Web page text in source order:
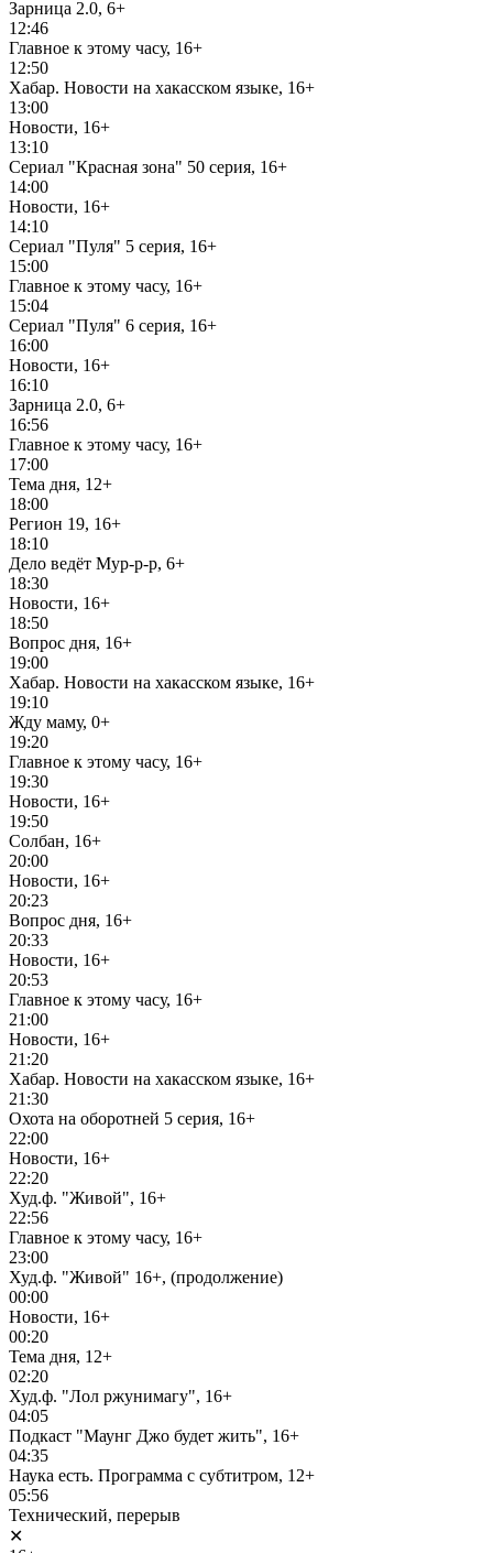
Зарница 2.0, 6+
12:46
Главное к этому часу, 16+
12:50
Хабар. Новости на хакасском языке, 16+
13:00
Новости, 16+
13:10
Сериал "Красная зона" 50 серия, 16+
14:00
Новости, 16+
14:10
Сериал "Пуля" 5 серия, 16+
15:00
Главное к этому часу, 16+
15:04
Сериал "Пуля" 6 серия, 16+
16:00
Новости, 16+
16:10
Зарница 2.0, 6+
16:56
Главное к этому часу, 16+
17:00
Тема дня, 12+
18:00
Регион 19, 16+
18:10
Дело ведёт Мур-р-р, 6+
18:30
Новости, 16+
18:50
Вопрос дня, 16+
19:00
Хабар. Новости на хакасском языке, 16+
19:10
Жду маму, 0+
19:20
Главное к этому часу, 16+
19:30
Новости, 16+
19:50
Солбан, 16+
20:00
Новости, 16+
20:23
Вопрос дня, 16+
20:33
Новости, 16+
20:53
Главное к этому часу, 16+
21:00
Новости, 16+
21:20
Хабар. Новости на хакасском языке, 16+
21:30
Охота на оборотней 5 серия, 16+
22:00
Новости, 16+
22:20
Худ.ф. "Живой", 16+
22:56
Главное к этому часу, 16+
23:00
Худ.ф. "Живой" 16+, (продолжение)
00:00
Новости, 16+
00:20
Тема дня, 12+
02:20
Худ.ф. "Лол ржунимагу", 16+
04:05
Подкаст "Маунг Джо будет жить", 16+
04:35
Наука есть. Программа с субтитром, 12+
05:56
Технический, перерыв
✕